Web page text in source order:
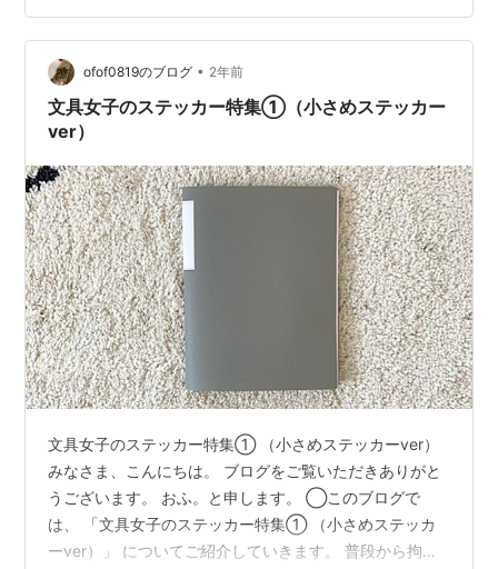
て更新します。 セットでご覧ください。 （ 次回、②を
更新予定です。…
ofof0819のブログ • 2年前
文具女子のステッカー特集①（小さめステッカー
ver）
文具女子のステッカー特集① （小さめステッカーver）
みなさま、こんにちは。 ブログをご覧いただきありがと
うございます。 おふ。と申します。 ◯このブログで
は、 「文具女子のステッカー特集① （小さめステッカ
ーver）」 についてご紹介していきます。 普段から拘り